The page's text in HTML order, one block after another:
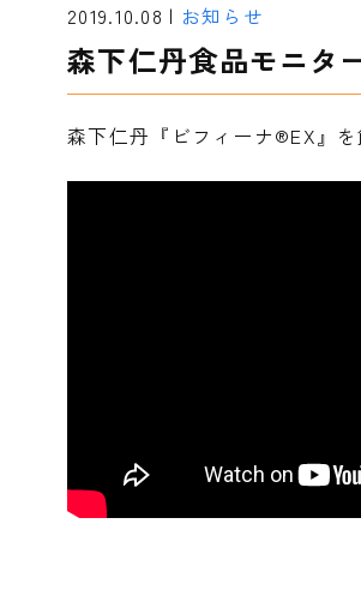
2019.10.08 | お知らせ
森下仁丹食品モニタ
森下仁丹『ビフィーナ®EX』